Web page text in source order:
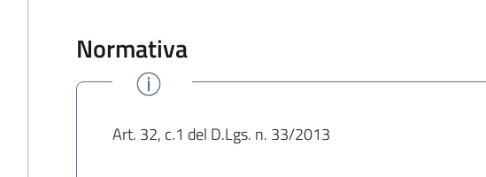
Normativa
Art. 32, c.1 del D.Lgs. n. 33/2013